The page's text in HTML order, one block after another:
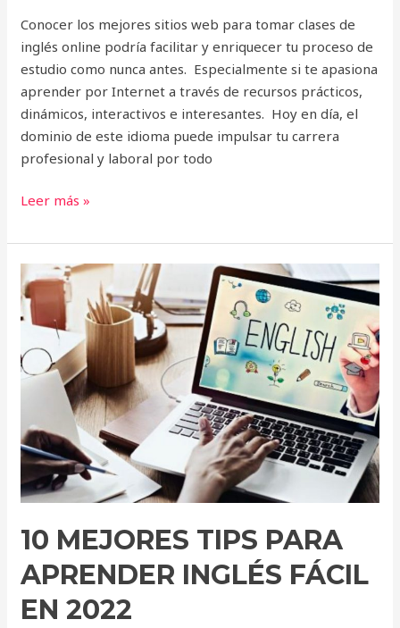
Conocer los mejores sitios web para tomar clases de
inglés online podría facilitar y enriquecer tu proceso de
estudio como nunca antes. Especialmente si te apasiona
aprender por Internet a través de recursos prácticos,
dinámicos, interactivos e interesantes. Hoy en día, el
dominio de este idioma puede impulsar tu carrera
profesional y laboral por todo
Leer más »
10 MEJORES TIPS PARA
APRENDER INGLÉS FÁCIL
EN 2022
mejores
tips
aprender
inglés
en
2022